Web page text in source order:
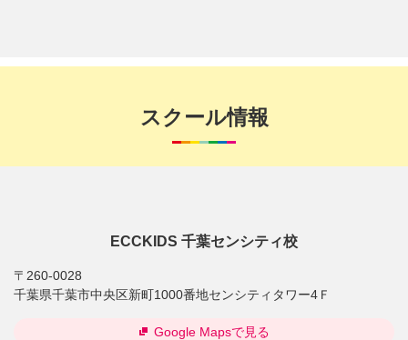
スクール情報
ECCKIDS 千葉センシティ校
〒260-0028
千葉県千葉市中央区新町1000番地センシティタワー4Ｆ
Google Mapsで見る